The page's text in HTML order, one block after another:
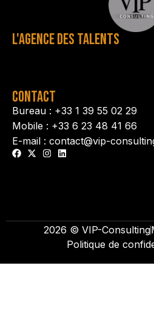
L'AGENCE DES TALENTS
CONTACT
Bureau : +33 1 39 55 02 29
Mobile : +33 6 23 48 41 66
E-mail : contact@vip-
2026 © VIP-Consulting
Politique de